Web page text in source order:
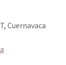
Cuernavaca